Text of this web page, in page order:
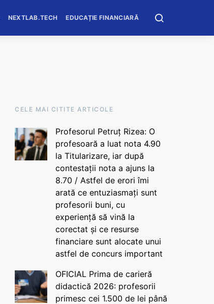
NEXTLAB.TECH EDUCAȚIE FINANCIARĂ
CELE MAI CITITE ARTICOLE
Profesorul Petruț Rizea: O
profesoară a luat nota 4.90
la Titularizare, iar după
contestații nota a ajuns la
8.70 / Astfel de erori îmi
arată ce entuziasmați sunt
profesorii buni, cu
experiență să vină la
corectat și ce resurse
financiare sunt alocate unui
astfel de concurs important
OFICIAL Prima de carieră
didactică 2026: profesorii
primesc cei 1.500 de lei până